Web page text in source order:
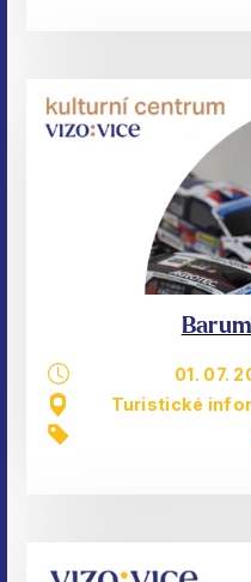
01. 07.
Turistické